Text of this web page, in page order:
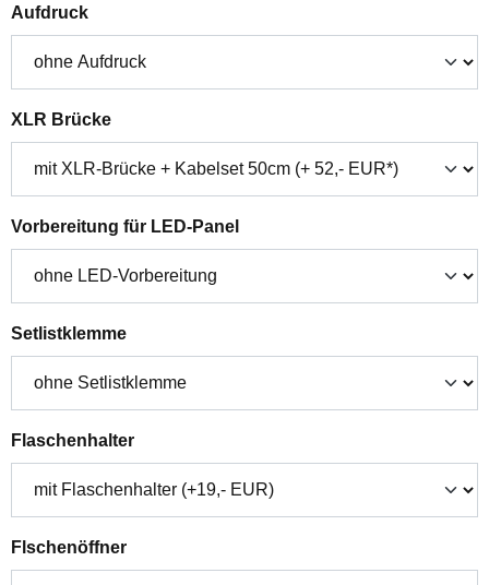
Aufdruckauswählen
XLR Brückeauswählen
Vorbereitung für LED-Panelauswählen
Setlistklemmeauswählen
Flaschenhalterauswählen
Flschenöffnerauswählen